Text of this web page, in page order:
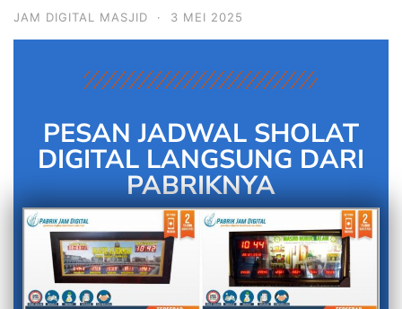
JAM DIGITAL MASJID · 3 MEI 2025
PESAN JADWAL SHOLAT
DIGITAL LANGSUNG DARI
PABRIKNYA